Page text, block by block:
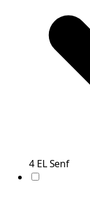
4 ELSenf